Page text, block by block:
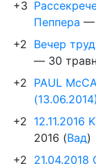
+3
Пеппера —
+2 Вечер
— 30
+2 PAUL
(13.06.2014)
+2 12.11.2016
2016 (Вад)
+2 21.04.2018